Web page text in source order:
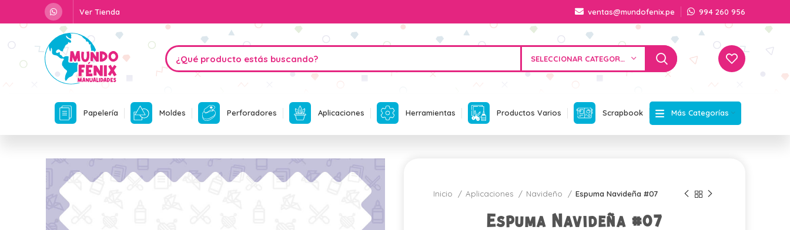
Ver Tienda ventas@mundofenix.pe 994 260 956
SELECCIONAR CATEGORÍA
Papelería Moldes Perforadores Aplicaciones Herramientas Productos Varios Scrapbook Más Categorías
Inicio Aplicaciones Navideño Espuma Navideña #07
Espuma Navideña #07